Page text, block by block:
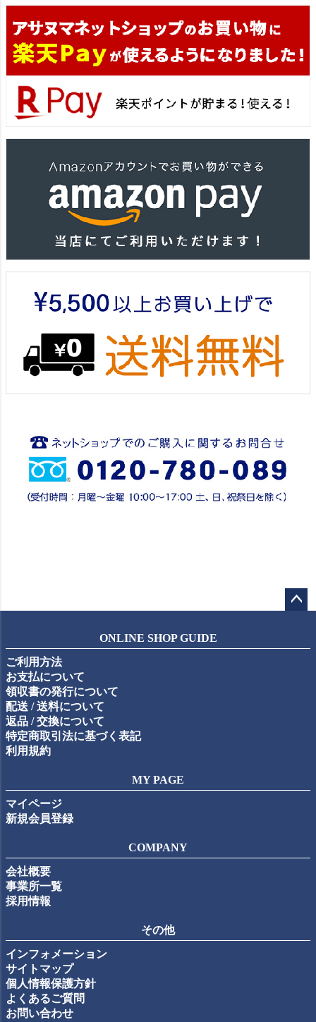
ップ
ONLINE SHOP GUIDE
ご利用方法
お支払について
領収書の発行について
配送 / 送料について
返品 / 交換について
特定商取引法に基づく表記
利用規約
MY PAGE
マイページ
新規会員登録
COMPANY
会社概要
事業所一覧
採用情報
その他
インフォメーション
サイトマップ
個人情報保護方針
よくあるご質問
お問い合わせ